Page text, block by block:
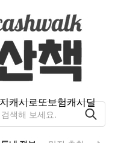
캐시로또보험캐시딜